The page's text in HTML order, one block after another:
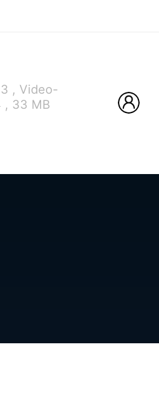
, Video-
, 33 MB